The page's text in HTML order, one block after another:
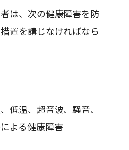
は、次の健康障害を防
置を講じなければなら
温、超音波、騒音、
よる健康障害